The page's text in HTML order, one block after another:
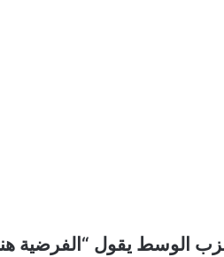
الوسط يقول “الفرضية